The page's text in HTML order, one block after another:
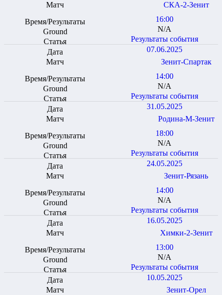
СКА-2-Зенит
16:00
N/A
Результаты события
07.06.2025
Зенит-Спартак
14:00
N/A
Результаты события
31.05.2025
Родина-М-Зенит
18:00
N/A
Результаты события
24.05.2025
Зенит-Рязань
14:00
N/A
Результаты события
16.05.2025
Химки-2-Зенит
13:00
N/A
Результаты события
10.05.2025
Зенит-Орел